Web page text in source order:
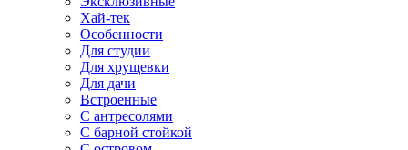
Хай-тек
Особенности
Для студии
Для хрущевки
Для дачи
Встроенные
С антресолями
С барной стойкой